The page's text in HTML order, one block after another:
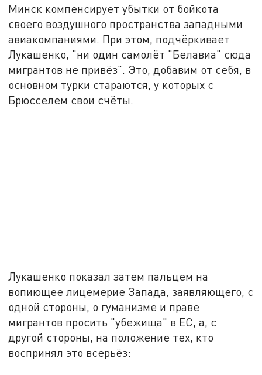
Минск компенсирует убытки от бойкота
своего воздушного пространства западными
авиакомпаниями. При этом, подчёркивает
Лукашенко, "ни один самолёт "Белавиа" сюда
мигрантов не привёз". Это, добавим от себя, в
основном турки стараются, у которых с
Брюсселем свои счёты.
Лукашенко показал затем пальцем на
вопиющее лицемерие Запада, заявляющего, с
одной стороны, о гуманизме и праве
мигрантов просить "убежища" в ЕС, а, с
другой стороны, на положение тех, кто
воспринял это всерьёз: